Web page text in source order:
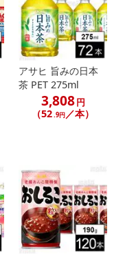
アサヒ 旨みの日本
茶 PET 275ml
3,808円
（52.9円／本）